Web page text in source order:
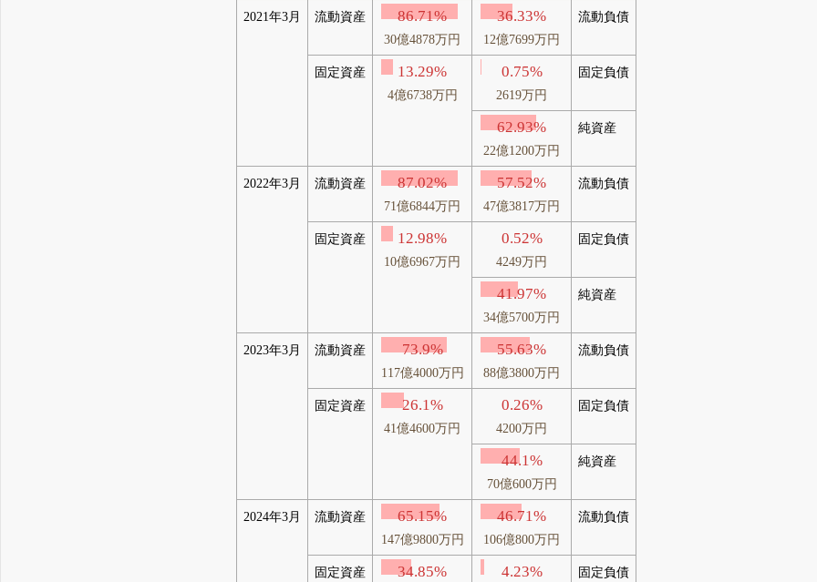
2021年3月 流動資産 86.71%
30億4878万円
36.33%
12億7699万円
流動負債
固定資産 13.29%
4億6738万円
0.75%
2619万円
固定負債
62.93%
22億1200万円
純資産
2022年3月 流動資産 87.02%
71億6844万円
57.52%
47億3817万円
流動負債
固定資産 12.98%
10億6967万円
0.52%
4249万円
固定負債
41.97%
34億5700万円
純資産
2023年3月 流動資産 73.9%
117億4000万円
55.63%
88億3800万円
流動負債
固定資産 26.1%
41億4600万円
0.26%
4200万円
固定負債
44.1%
70億600万円
純資産
2024年3月 流動資産 65.15%
147億9800万円
46.71%
106億800万円
流動負債
固定資産 34.85% 4.23% 固定負債